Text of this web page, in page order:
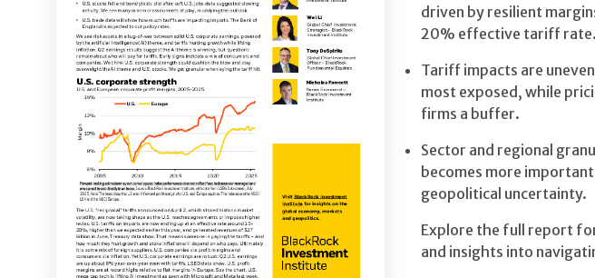
driven by resilient
20% effective tariff rate.
Tariff impacts are
most exposed, while
firms a buffer.
Sector and regional
becomes more
geopolitical uncertainty.
Explore the full report
and insights into